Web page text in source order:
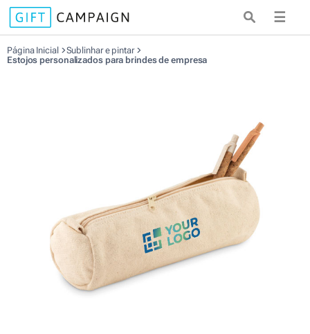
☰
Página Inicial
Sublinhar e pintar
Estojos personalizados para brindes de empresa